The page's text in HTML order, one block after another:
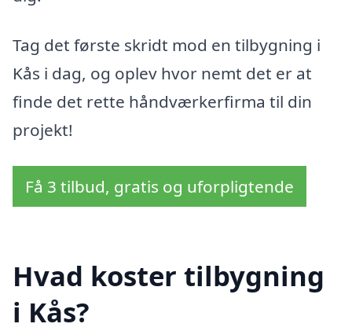
Tag det første skridt mod en tilbygning i
Kås i dag, og oplev hvor nemt det er at
finde det rette håndværkerfirma til din
projekt!
Få 3 tilbud, gratis og uforpligtende
Hvad koster tilbygning
i Kås?